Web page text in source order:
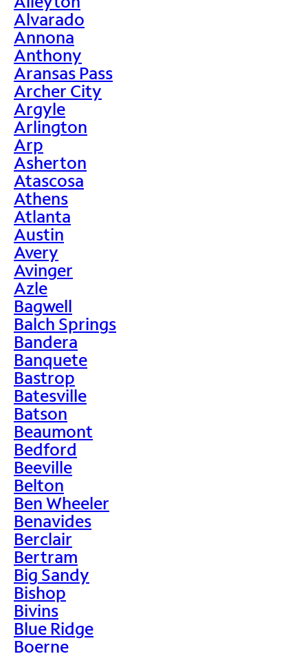
Alvarado
Annona
Anthony
Aransas Pass
Archer City
Argyle
Arlington
Arp
Asherton
Atascosa
Athens
Atlanta
Austin
Avery
Avinger
Azle
Bagwell
Balch Springs
Bandera
Banquete
Bastrop
Batesville
Batson
Beaumont
Bedford
Beeville
Belton
Ben Wheeler
Benavides
Berclair
Bertram
Big Sandy
Bishop
Bivins
Blue Ridge
Boerne